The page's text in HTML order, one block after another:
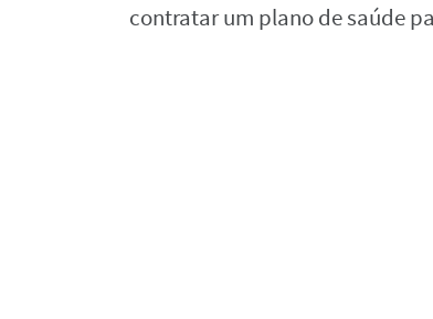
contratar um plano de saúde